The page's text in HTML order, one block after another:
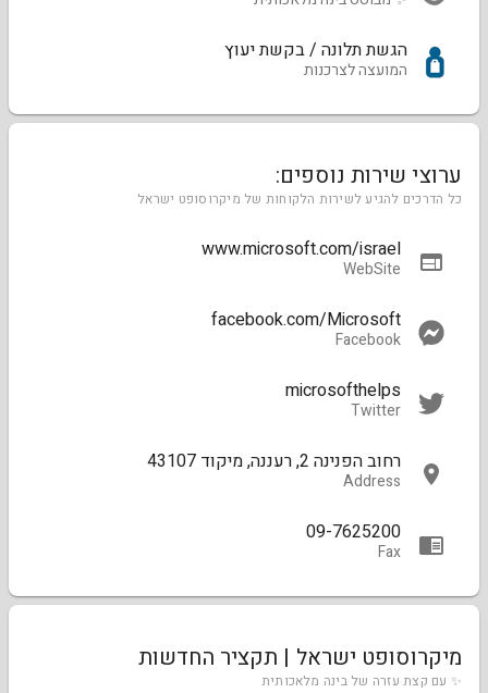
הגשת תלונה / בקשת יעוץ
המועצה לצרכנות
ערוצי שירות נוספים:
כל הדרכים להגיע לשירות הלקוחות של מיקרוסופט ישראל
www.microsoft.com/israel
WebSite
facebook.com/Microsoft
Facebook
microsofthelps
Twitter
רחוב הפנינה 2, רעננה, מיקוד 43107
Address
09-7625200
Fax
מיקרוסופט ישראל | תקציר החדשות
✨ עם קצת עזרה של בינה מלאכותית